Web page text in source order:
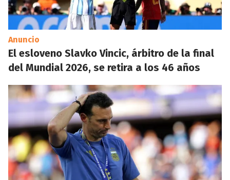
Anuncio
El esloveno Slavko Vincic, árbitro de la final
del Mundial 2026, se retira a los 46 años